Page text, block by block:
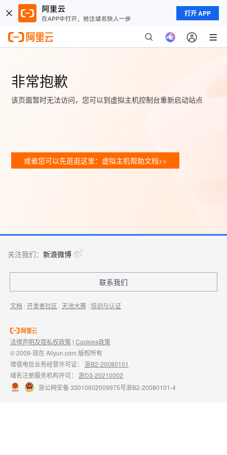
打开 APP
非常抱歉
该页面暂时无法访问，您可以到虚拟主机控制台重新启动站点
或者您可以先逛逛这里：虚拟主机帮助文档>>